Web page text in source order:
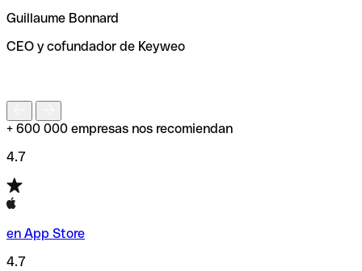
de enviar tu transferencia.
Guillaume Bonnard
CEO y cofundador de Keyweo
+ 600 000 empresas nos recomiendan
4.7
en App Store
4.7